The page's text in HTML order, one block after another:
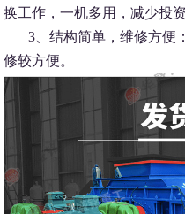
换工作，一机多用，减少投资
3、结构简单，维修方便
修较方便。